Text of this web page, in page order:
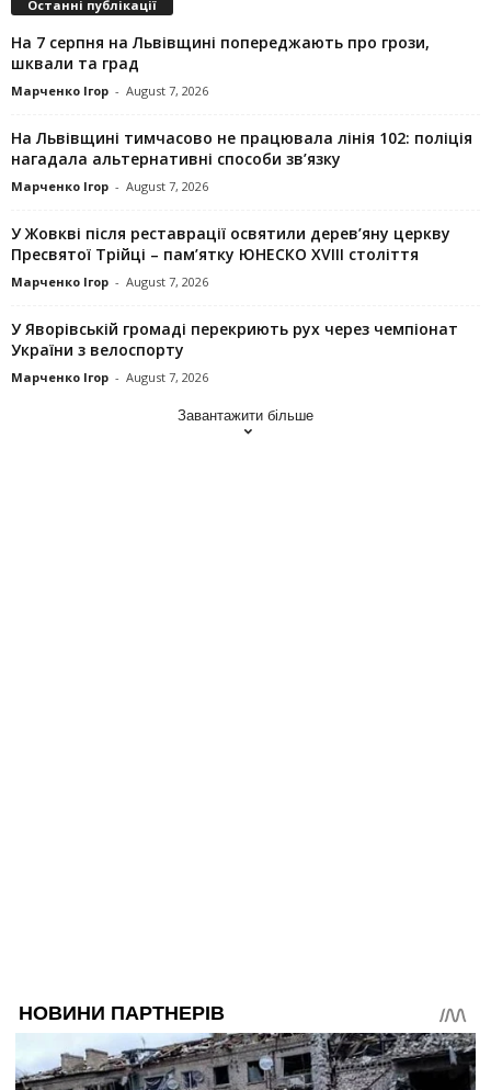
Останні публікації
На 7 серпня на Львівщині попереджають про грози,
шквали та град
Марченко Ігор - August 7, 2026
На Львівщині тимчасово не працювала лінія 102: поліція
нагадала альтернативні способи зв’язку
Марченко Ігор - August 7, 2026
У Жовкві після реставрації освятили дерев’яну церкву
Пресвятої Трійці – пам’ятку ЮНЕСКО XVIII століття
Марченко Ігор - August 7, 2026
У Яворівській громаді перекриють рух через чемпіонат
України з велоспорту
Марченко Ігор - August 7, 2026
Завантажити більше